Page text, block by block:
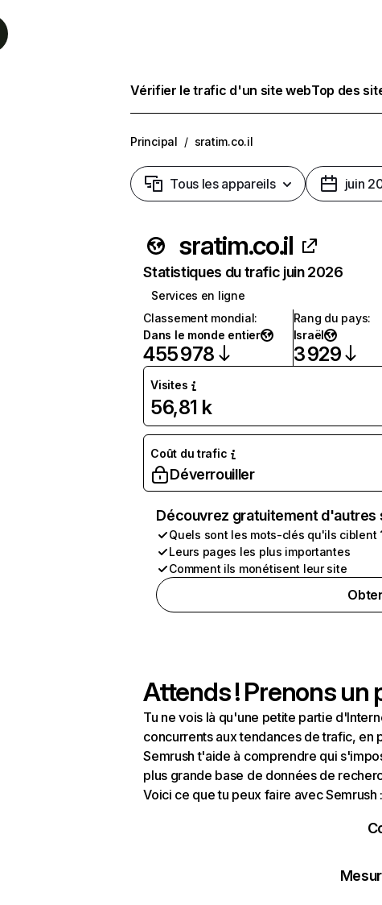
Vérifier le trafic d'un site webTop des
Principal / sratim.co.il
Tous les appareils juin
sratim.co.il
Statistiques du trafic juin 2026
Services en ligne
Classement mondial:
Dans le monde entier
455 978
Rang du pays:
Israël
3 929
Visites
56,81 k
Coût du trafic
Déverrouiller
Découvrez gratuitement
Quels sont les mots-clés qu'ils ciblent
Leurs pages les plus importantes
Comment ils monétisent leur site
Attends ! Prenons un
Tu ne vois là qu'une petite partie
concurrents aux tendances de trafic, en
Semrush t'aide à comprendre qui
plus grande base de données de
Voici ce que tu peux faire avec Semrush